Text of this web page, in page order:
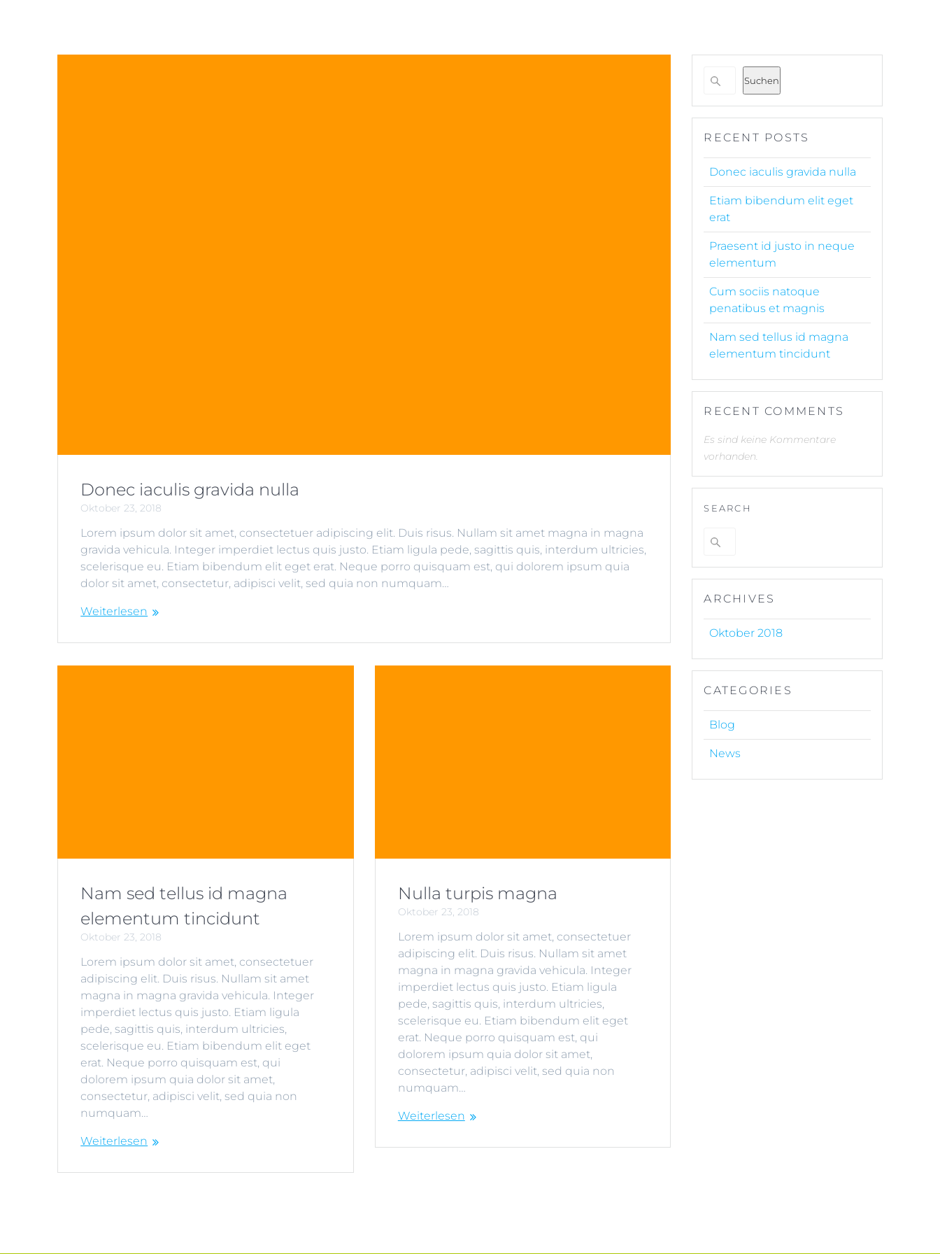
Donec iaculis gravida nulla
Oktober 23, 2018
Lorem ipsum dolor sit amet, consectetuer adipiscing elit. Duis risus. Nullam sit amet magna in magna
gravida vehicula. Integer imperdiet lectus quis justo. Etiam ligula pede, sagittis quis, interdum ultricies,
scelerisque eu. Etiam bibendum elit eget erat. Neque porro quisquam est, qui dolorem ipsum quia
dolor sit amet, consectetur, adipisci velit, sed quia non numquam…
Weiterlesen
Nam sed tellus id magna
elementum tincidunt
Oktober 23, 2018
Lorem ipsum dolor sit amet, consectetuer
adipiscing elit. Duis risus. Nullam sit amet
magna in magna gravida vehicula. Integer
imperdiet lectus quis justo. Etiam ligula
pede, sagittis quis, interdum ultricies,
scelerisque eu. Etiam bibendum elit eget
erat. Neque porro quisquam est, qui
dolorem ipsum quia dolor sit amet,
consectetur, adipisci velit, sed quia non
numquam…
Weiterlesen
Nulla turpis magna
Oktober 23, 2018
Lorem ipsum dolor sit amet, consectetuer
adipiscing elit. Duis risus. Nullam sit amet
magna in magna gravida vehicula. Integer
imperdiet lectus quis justo. Etiam ligula
pede, sagittis quis, interdum ultricies,
scelerisque eu. Etiam bibendum elit eget
erat. Neque porro quisquam est, qui
dolorem ipsum quia dolor sit amet,
consectetur, adipisci velit, sed quia non
numquam…
Weiterlesen
Suchen
RECENT POSTS
Donec iaculis gravida nulla
Etiam bibendum elit eget
erat
Praesent id justo in neque
elementum
Cum sociis natoque
penatibus et magnis
Nam sed tellus id magna
elementum tincidunt
RECENT COMMENTS
Es sind keine Kommentare
vorhanden.
SEARCH
Suche
nach:
ARCHIVES
Oktober 2018
CATEGORIES
Blog
News